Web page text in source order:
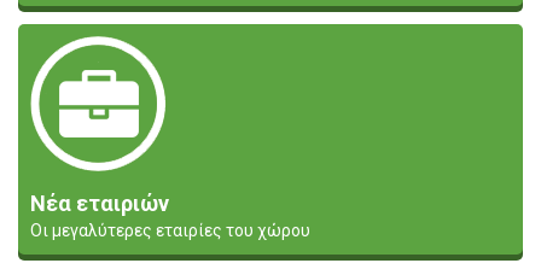
Νέα εταιριών
Οι μεγαλύτερες εταιρίες του χώρου